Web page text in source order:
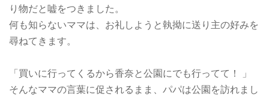
り物だと嘘をつきました。
何も知らないママは、お礼しようと執拗に送り主の好みを
尋ねてきます。
「買いに行ってくるから香奈と公園にでも行ってて！ 」
そんなママの言葉に促されるまま、パパは公園を訪れまし